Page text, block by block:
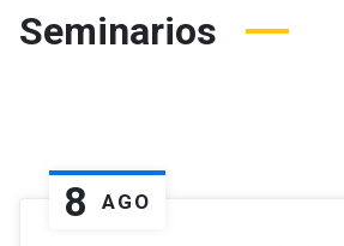
Seminarios
8 AGO